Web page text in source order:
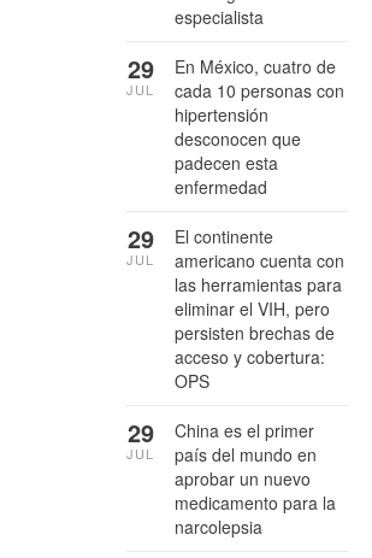
especialista
En México, cuatro de
cada 10 personas con
hipertensión
desconocen que
padecen esta
enfermedad
29
JUL
El continente
americano cuenta con
las herramientas para
eliminar el VIH, pero
persisten brechas de
acceso y cobertura:
OPS
29
JUL
China es el primer
país del mundo en
aprobar un nuevo
medicamento para la
narcolepsia
29
JUL